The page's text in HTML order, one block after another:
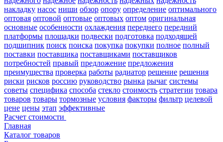
накладку насос ниши обзор опору определение оптимального
оптовая оптовой оптовые оптовых оптом оригинальная
основные особенности охлаждения переднего передний
платформы площадки подвески подготовка подходящей
подшипник поиск поиска покупка покупки полное полный
поставки поставщика поставщиками поставщиков
потребностей правый предложение предложения
преимущества проверка работы радиатор решение решения
риски рисков россию руководство рынка рычаг системы
советы специфика способа стекло стоимость стратегии товара
товаров товары тормозные условия факторы фильтр целевой
цене цены этап эффективные
Расчет стоимости
Главная
Каталог товаров